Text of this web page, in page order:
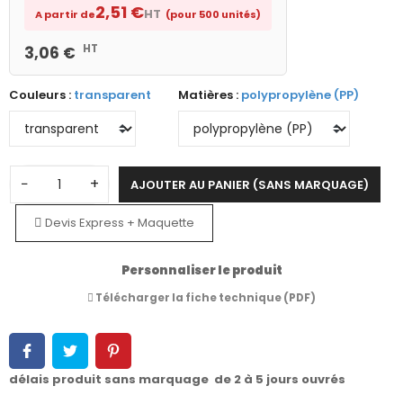
A partir de2,51 €HT (pour 500 unités)
3,06 € HT
Couleurs : transparent Matières : polypropylène (PP)
− + AJOUTER AU PANIER (SANS MARQUAGE)
Devis Express + Maquette
Personnaliser le produit
Télécharger la fiche technique (PDF)
délais produit sans marquage de 2 à 5 jours ouvrés